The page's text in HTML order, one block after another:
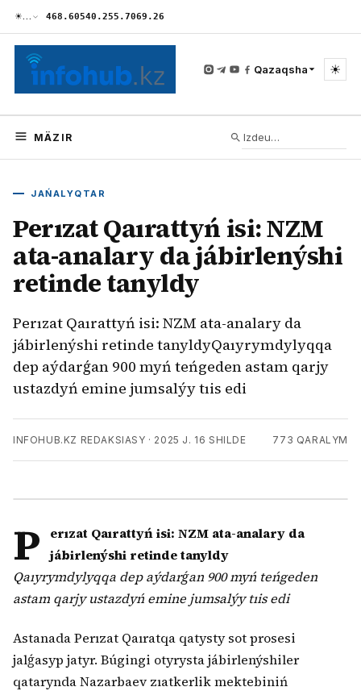
☀… 468.60540.255.7069.26
Qazaqsha ☀
MÄZIR
JAŃALYQTAR
Perızat Qaırattyń isi: NZM
ata-analary da jábirlenýshi
retinde tanyldy
Perızat Qaırattyń isi: NZM ata-analary da
jábirlenýshi retinde tanyldyQaıyrymdylyqqa
dep aýdarǵan 900 myń teńgeden astam qarjy
ustazdyń emine jumsalýy tıis edi
INFOHUB.KZ REDAKSIASY · 2025 J. 16 SHILDE 773 QARALYM
P
erızat Qaırattyń isi: NZM ata-analary da
jábirlenýshi retinde tanyldy
Qaıyrymdylyqqa dep aýdarǵan 900 myń teńgeden
astam qarjy ustazdyń emine jumsalýy tıis edi
Astanada Perızat Qaıratqa qatysty sot prosesi
jalǵasyp jatyr. Búgingi otyrysta jábirlenýshiler
qatarynda Nazarbaev zıatkerlik mektebiniń